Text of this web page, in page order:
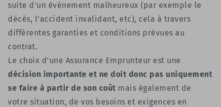
suite d’un événement malheureux (par exemple le
décès, l’accident invalidant, etc), cela à travers
différentes garanties et conditions prévues au
contrat.
Le choix d’une Assurance Emprunteur est une
décision importante et ne doit donc pas uniquement
se faire à partir de son coût mais également de
votre situation, de vos besoins et exigences en